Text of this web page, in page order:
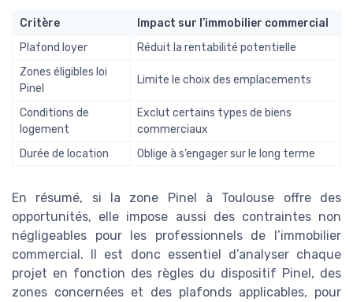
Critère
Impact sur l’immobilier commercial
Plafond loyer
Réduit la rentabilité potentielle
Zones éligibles loi
Pinel
Limite le choix des emplacements
Conditions de
logement
Exclut certains types de biens
commerciaux
Durée de location
Oblige à s’engager sur le long terme
En résumé, si la zone Pinel à Toulouse offre des
opportunités, elle impose aussi des contraintes non
négligeables pour les professionnels de l’immobilier
commercial. Il est donc essentiel d’analyser chaque
projet en fonction des règles du dispositif Pinel, des
zones concernées et des plafonds applicables, pour